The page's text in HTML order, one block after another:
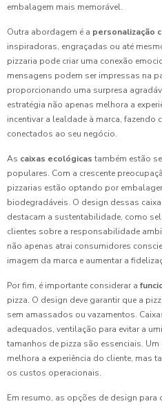
embalagem mais memorável.
Outra abordagem é a personalização
inspiradoras, engraçadas ou até
pizzaria pode criar uma conexão
mensagens podem ser impressas na
proporcionando uma surpresa
estratégia não apenas melhora a
incentivar a lealdade à marca, fazendo
conectados ao seu negócio.
As caixas ecológicas também estão
populares. Com a crescente
pizzarias estão optando por
biodegradáveis. O design dessas
destacam a sustentabilidade, como
clientes sobre a responsabilidade
não apenas atrai consumidores
imagem da marca e aumentar a
Por fim, é importante considerar a
pizza. O design deve garantir que a
sem amassados ou vazamentos.
adequados, ventilação para evitar a
tamanhos de pizza são essenciais.
melhora a experiência do cliente, mas
os custos operacionais.
Em resumo, as opções de design para